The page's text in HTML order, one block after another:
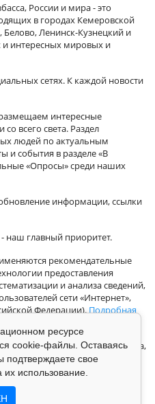
России и мира - это
в городах Кемеровской
Ленинск-Кузнецкий и
интересных мировых и
сетях. К каждой новости
интересные
всего света. Раздел
людей по актуальным
и события в разделе «В
«Опросы» среди наших
информации, ссылки
наш главный приоритет.
рекомендательные
предоставления
и анализа сведений,
сети «Интернет»,
Федерации).Подробная
г.Кемерово, ул.Кузбасская 33а,
ресурсе
cookie-файлы. Оставаясь
подтверждаете свое
их использование.